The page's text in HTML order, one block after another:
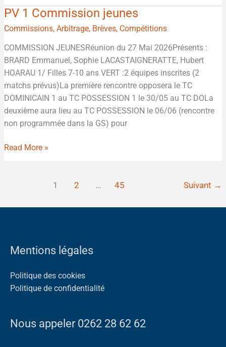
PV 1 Commission jeunes
Commissions,Arbitrage, Brèves, Compétitions
COMMISSION JEUNESRéunion du 27 Mai 2026Présents :
BRARD Emmanuel, Sophie LACASTAIGNERATTE, Hubert
HOARAU 1/ Filles 7-10 ans VERT :2 équipes inscrites (2
matchs prévus)La première rencontre opposera le TC
DOMINICAIN 1 au TC POSSESSION 1 le 30/05 au TC DOLa
deuxième aura lieu au TC POSSESSION le 06/06 (rencontre
non programmée dans la GS) pour
PV
1
jeunes
Read More »
1 2 … 45 Suivant →
Mentions légales
Politique des cookies
Politique de confidentialité
Nous appeler 0262 28 62 62